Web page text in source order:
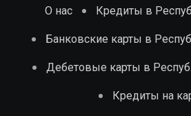
О нас Кредиты в
Банковские карты в
Дебетовые карты в
Кредиты на